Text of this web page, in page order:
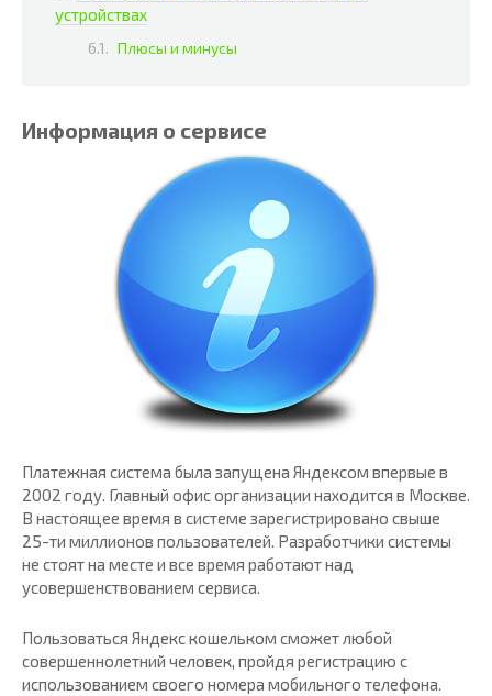
устройствах
Плюсы и минусы
Информация о сервисе
Платежная система была запущена Яндексом впервые в
2002 году. Главный офис организации находится в Москве.
В настоящее время в системе зарегистрировано свыше
25-ти миллионов пользователей. Разработчики системы
не стоят на месте и все время работают над
усовершенствованием сервиса.
Пользоваться Яндекс кошельком сможет любой
совершеннолетний человек, пройдя регистрацию с
использованием своего номера мобильного телефона.